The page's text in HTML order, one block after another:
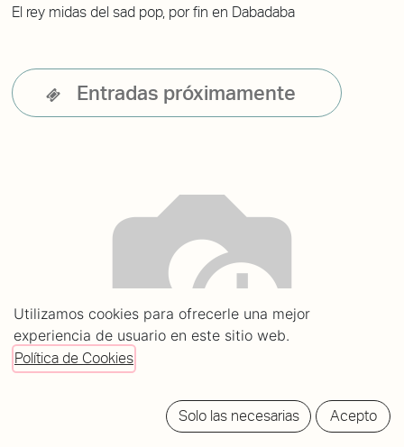
El rey midas del sad pop, por fin en Dabadaba
Entradas próximamente
Utilizamos cookies para ofrecerle una mejor
experiencia de usuario en este sitio web.
Política de Cookies
Solo las necesarias Acepto